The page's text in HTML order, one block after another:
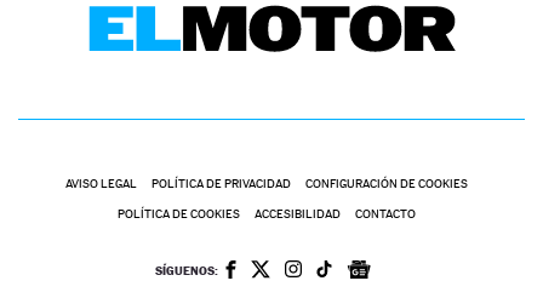
AVISO LEGAL POLÍTICA DE PRIVACIDAD CONFIGURACIÓN DE COOKIES
POLÍTICA DE COOKIES ACCESIBILIDAD CONTACTO
SÍGUENOS: